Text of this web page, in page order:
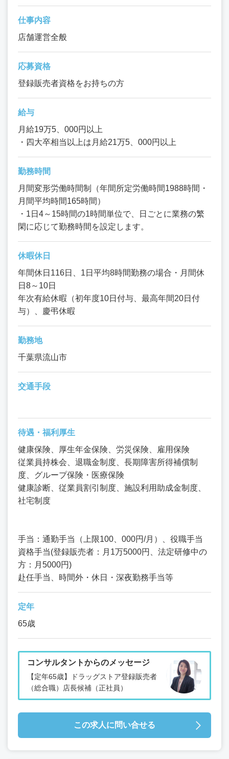
仕事内容
店舗運営全般
応募資格
登録販売者資格をお持ちの方
給与
月給19万5、000円以上
・四大卒相当以上は月給21万5、000円以上
勤務時間
月間変形労働時間制（年間所定労働時間1988時間・
月間平均時間165時間）
・1日4～15時間の1時間単位で、日ごとに業務の繁
閑に応じて勤務時間を設定します。
休暇休日
年間休日116日、1日平均8時間勤務の場合・月間休
日8～10日
年次有給休暇（初年度10日付与、最高年間20日付
与）、慶弔休暇
勤務地
千葉県流山市
交通手段
待遇・福利厚生
健康保険、厚生年金保険、労災保険、雇用保険
従業員持株会、退職金制度、長期障害所得補償制
度、グループ保険・医療保険
健康診断、従業員割引制度、施設利用助成金制度、
社宅制度
手当：通勤手当（上限100、000円/月）、役職手当
資格手当(登録販売者：月1万5000円、法定研修中の
方：月5000円)
赴任手当、時間外・休日・深夜勤務手当等
定年
65歳
コンサルタントからのメッセージ
【定年65歳】ドラッグストア登録販売者
（総合職）店長候補（正社員）
この求人に問い合せる